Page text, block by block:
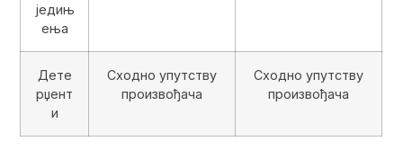
једињ
ења
Дете
рџент
и
Сходно упутству
произвођача
Сходно упутству
произвођача